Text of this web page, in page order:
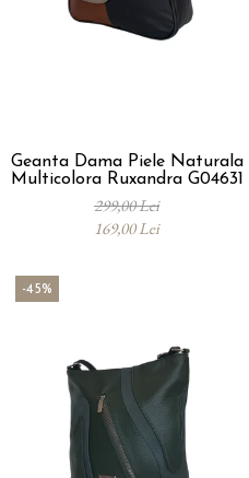
Geanta Dama Piele Naturala
Multicolora Ruxandra G04631
299,00 Lei
169,00 Lei
-45%